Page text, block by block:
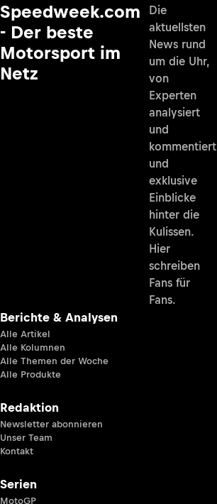
Speedweek.com
- Der beste
Motorsport im
Netz
Die
aktuellsten
News rund
um die Uhr,
von
Experten
analysiert
und
kommentiert
und
exklusive
Einblicke
hinter die
Kulissen.
Hier
schreiben
Fans für
Fans.
Berichte & Analysen
Alle Artikel
Alle Kolumnen
Alle Themen der Woche
Alle Produkte
Redaktion
Newsletter abonnieren
Unser Team
Kontakt
Serien
MotoGP